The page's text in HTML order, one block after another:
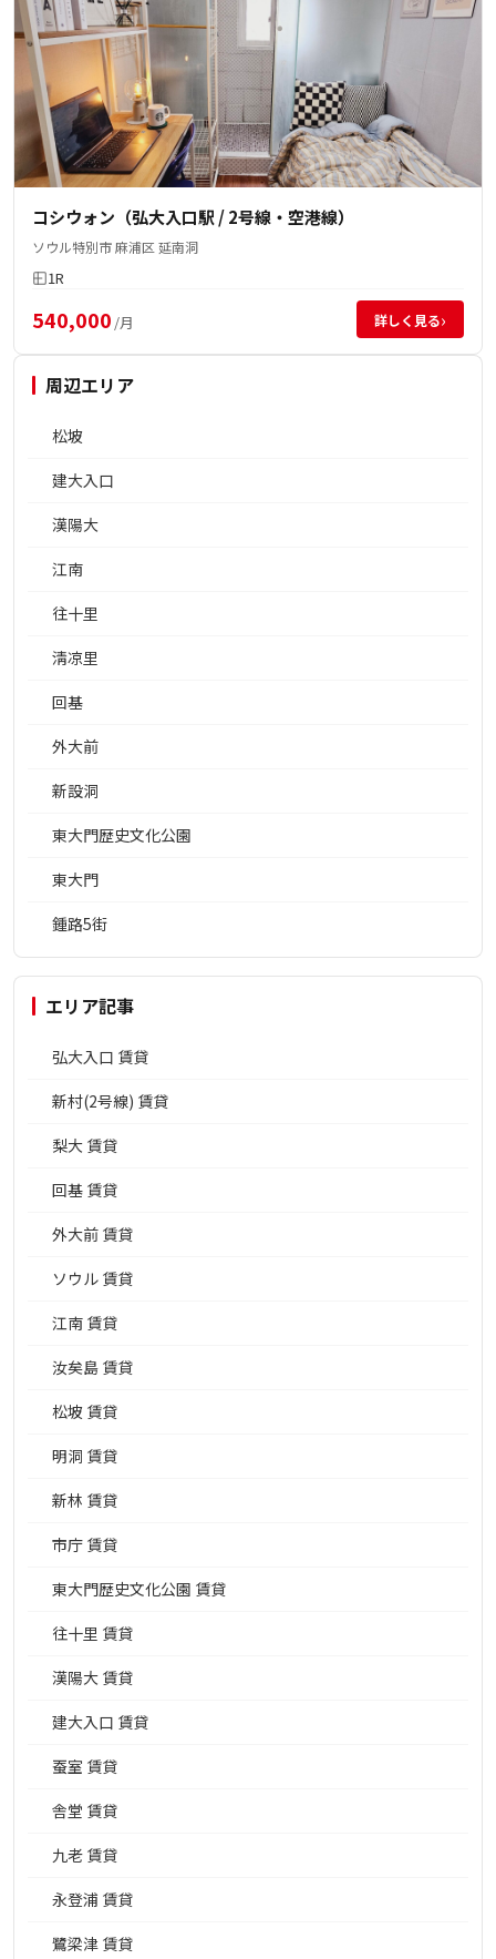
コシウォン（弘大入口駅 / 2号線・空港線）
ソウル特別市 麻浦区 延南洞
1R
540,000 /月 詳しく見る›
周辺エリア
松坡
建大入口
漢陽大
江南
往十里
淸凉里
回基
外大前
新設洞
東大門歴史文化公園
東大門
鍾路5街
エリア記事
弘大入口 賃貸
新村(2号線) 賃貸
梨大 賃貸
回基 賃貸
外大前 賃貸
ソウル 賃貸
江南 賃貸
汝矣島 賃貸
松坡 賃貸
明洞 賃貸
新林 賃貸
市庁 賃貸
東大門歴史文化公園 賃貸
往十里 賃貸
漢陽大 賃貸
建大入口 賃貸
蚕室 賃貸
舎堂 賃貸
九老 賃貸
永登浦 賃貸
鷺梁津 賃貸